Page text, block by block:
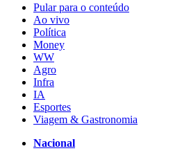
Pular para o conteúdo
Ao vivo
Política
Money
WW
Agro
Infra
IA
Esportes
Viagem & Gastronomia
Nacional